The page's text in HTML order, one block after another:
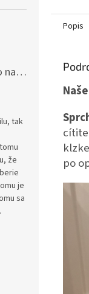
Bezpečnostné oporné madlo na WC JMC-C 5300KD
tak
že
je
sa
Popis
po